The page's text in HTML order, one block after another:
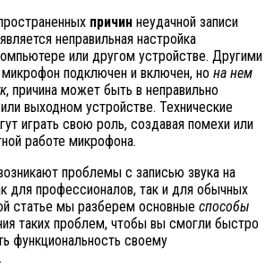
причин неудачной записи
неправильная настройка
или другом устройстве. Другими
подключен и включен, но на нем
, причина может быть в неправильно
выходном устройстве. Технические
играть свою роль, создавая помехи или
работе микрофона.
проблемы с записью звука на
для профессионалов, так и для обычных
статье мы разберем основные способы
таких проблем, чтобы вы смогли быстро
функциональность своему